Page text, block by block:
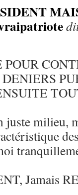
POUR
juste milieu,
Jamais